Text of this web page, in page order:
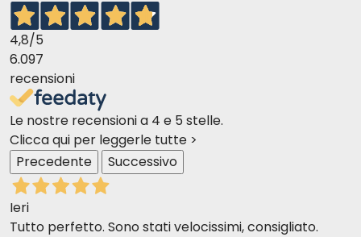
4,8/5
6.097
recensioni
Le nostre recensioni a 4 e 5 stelle.
Clicca qui per leggerle tutte >
Precedente
Successivo
Ieri
Tutto perfetto. Sono stati velocissimi, consigliato.